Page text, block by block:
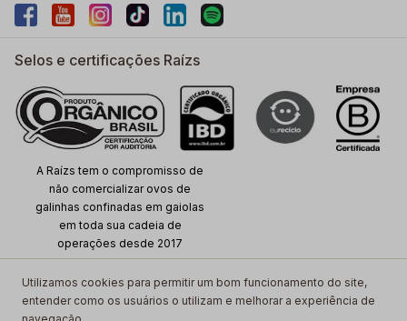
Selos e certificações Raízs
A Raízs tem o compromisso de
não comercializar ovos de
galinhas confinadas em gaiolas
em toda sua cadeia de
operações desde 2017
Copyright ©2026www.raizs.com.br, TODOS OS DIREITOS
Utilizamos cookies para permitir um bom funcionamento do site,
entender como os usuários o utilizam e melhorar a experiência de